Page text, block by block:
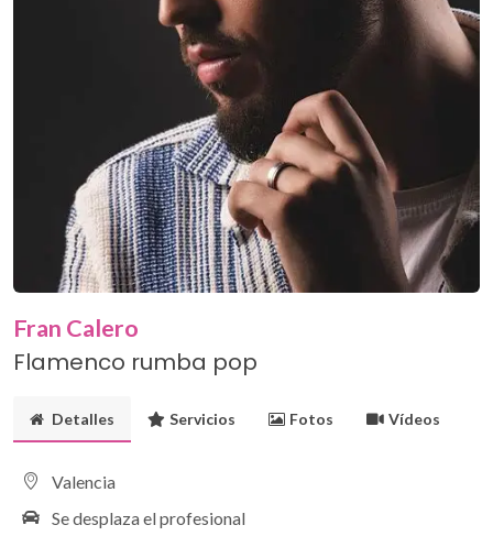
Fran Calero
Flamenco rumba pop
Detalles Servicios Fotos Vídeos
Valencia
Se desplaza el profesional